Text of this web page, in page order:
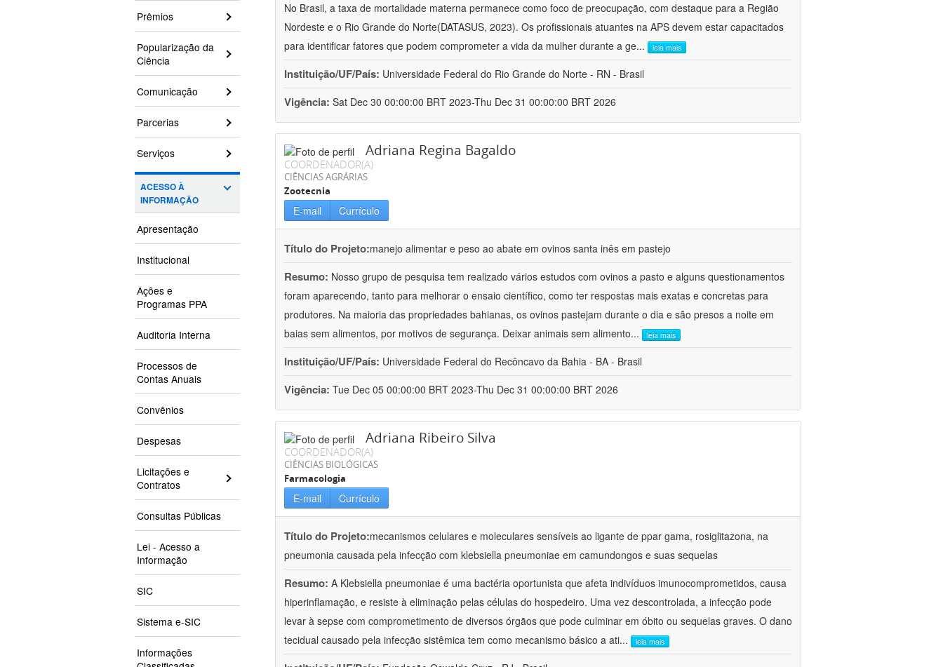
Prêmios
Popularização da
Ciência
Comunicação
Parcerias
Serviços
ACESSO À
INFORMAÇÃO
Apresentação
Institucional
Ações e
Programas PPA
Auditoria Interna
Processos de
Contas Anuais
Convênios
Despesas
Licitações e
Contratos
Consultas Públicas
Lei - Acesso a
Informação
SIC
Sistema e-SIC
Informações
No Brasil, a taxa de mortalidade materna permanece como foco de preocupação, com destaque para a Região
Nordeste e o Rio Grande do Norte(DATASUS, 2023). Os profissionais atuantes na APS devem estar capacitados
para identificar fatores que podem comprometer a vida da mulher durante a ge... leia mais
Instituição/UF/País: Universidade Federal do Rio Grande do Norte - RN - Brasil
Vigência: Sat Dec 30 00:00:00 BRT 2023-Thu Dec 31 00:00:00 BRT 2026
Adriana Regina Bagaldo
COORDENADOR(A)
CIÊNCIAS AGRÁRIAS
Zootecnia
E-mail Currículo
Título do Projeto:manejo alimentar e peso ao abate em ovinos santa inês em pastejo
Resumo: Nosso grupo de pesquisa tem realizado vários estudos com ovinos a pasto e alguns questionamentos
foram aparecendo, tanto para melhorar o ensaio científico, como ter respostas mais exatas e concretas para
produtores. Na maioria das propriedades bahianas, os ovinos pastejam durante o dia e são presos a noite em
baias sem alimentos, por motivos de segurança. Deixar animais sem alimento... leia mais
Instituição/UF/País: Universidade Federal do Recôncavo da Bahia - BA - Brasil
Vigência: Tue Dec 05 00:00:00 BRT 2023-Thu Dec 31 00:00:00 BRT 2026
Adriana Ribeiro Silva
COORDENADOR(A)
CIÊNCIAS BIOLÓGICAS
Farmacologia
E-mail Currículo
Título do Projeto:mecanismos celulares e moleculares sensíveis ao ligante de ppar gama, rosiglitazona, na
pneumonia causada pela infecção com klebsiella pneumoniae em camundongos e suas sequelas
Resumo: A Klebsiella pneumoniae é uma bactéria oportunista que afeta indivíduos imunocomprometidos, causa
hiperinflamação, e resiste à eliminação pelas células do hospedeiro. Uma vez descontrolada, a infecção pode
levar à sepse com comprometimento de diversos órgãos que pode culminar em óbito ou sequelas graves. O dano
tecidual causado pela infecção sistêmica tem como mecanismo básico a ati... leia mais